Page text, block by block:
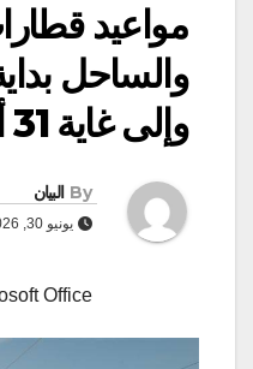
مواعيد
وإلى غاية 31 أوت
By البيان
يونيو 30, 2026
Office